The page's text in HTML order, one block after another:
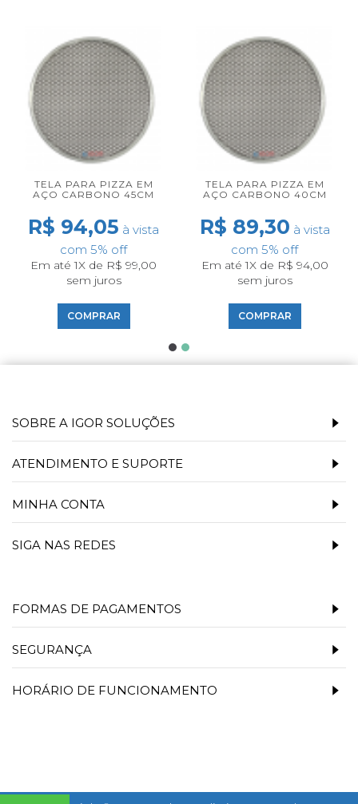
TELA PARA PIZZA EM
AÇO CARBONO 45CM
R$ 94,05 à vista
com 5% off
Em até 1X de R$ 99,00
sem juros
COMPRAR
TELA PARA PIZZA EM
AÇO CARBONO 40CM
R$ 89,30 à vista
com 5% off
Em até 1X de R$ 94,00
sem juros
COMPRAR
SOBRE A IGOR SOLUÇÕES
ATENDIMENTO E SUPORTE
MINHA CONTA
SIGA NAS REDES
FORMAS DE PAGAMENTOS
SEGURANÇA
HORÁRIO DE FUNCIONAMENTO